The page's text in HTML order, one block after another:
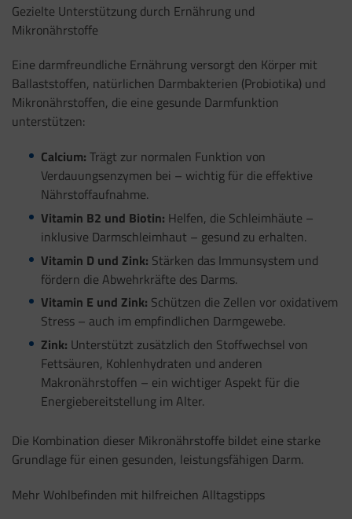
Gezielte Unterstützung durch Ernährung und
Mikronährstoffe
Eine darmfreundliche Ernährung versorgt den Körper mit
Ballaststoffen, natürlichen Darmbakterien (Probiotika) und
Mikronährstoffen, die eine gesunde Darmfunktion
unterstützen:
Calcium: Trägt zur normalen Funktion von
Verdauungsenzymen bei – wichtig für die effektive
Nährstoffaufnahme.
Vitamin B2 und Biotin: Helfen, die Schleimhäute –
inklusive Darmschleimhaut – gesund zu erhalten.
Vitamin D und Zink: Stärken das Immunsystem und
fördern die Abwehrkräfte des Darms.
Vitamin E und Zink: Schützen die Zellen vor oxidativem
Stress – auch im empfindlichen Darmgewebe.
Zink: Unterstützt zusätzlich den Stoffwechsel von
Fettsäuren, Kohlenhydraten und anderen
Makronährstoffen – ein wichtiger Aspekt für die
Energiebereitstellung im Alter.
Die Kombination dieser Mikronährstoffe bildet eine starke
Grundlage für einen gesunden, leistungsfähigen Darm.
Mehr Wohlbefinden mit hilfreichen Alltagstipps